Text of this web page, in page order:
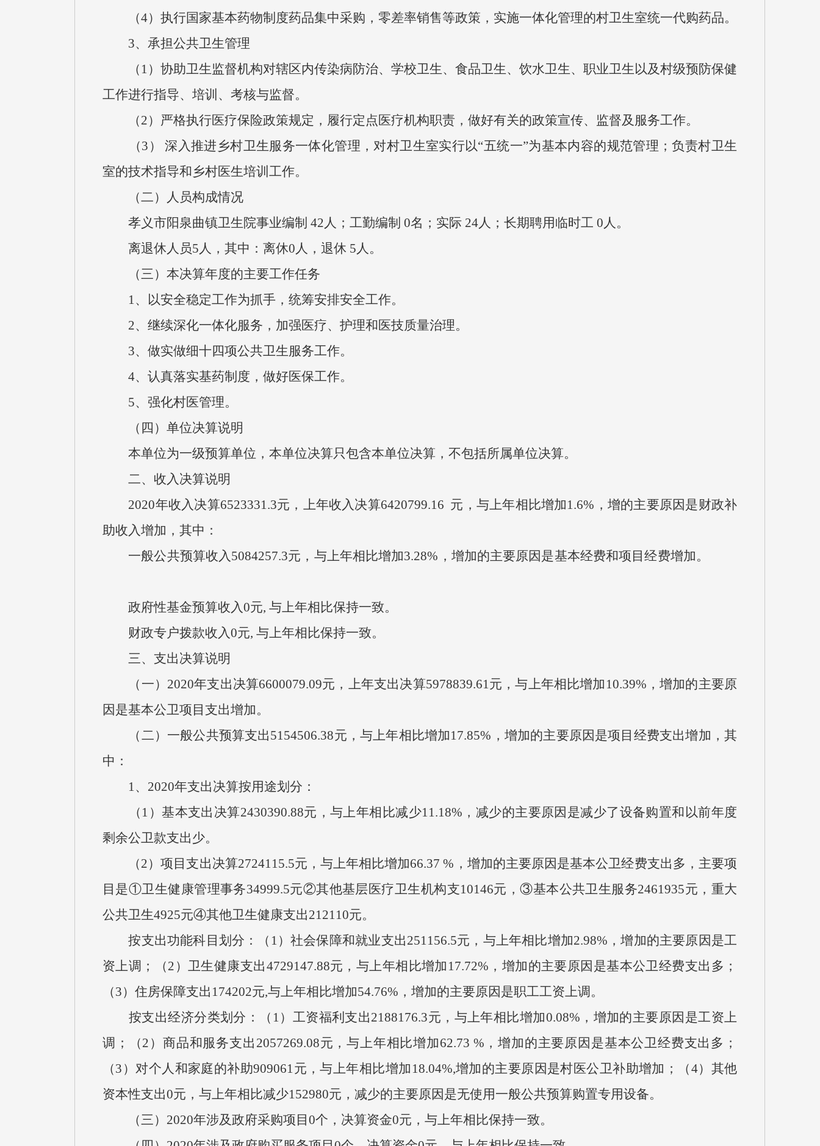
（4）执行国家基本药物制度药品集中采购，零差率销售等政策，实施一体化管理的村卫生室统一代购药品。
3、承担公共卫生管理
（1）协助卫生监督机构对辖区内传染病防治、学校卫生、食品卫生、饮水卫生、职业卫生以及村级预防保健
工作进行指导、培训、考核与监督。
（2）严格执行医疗保险政策规定，履行定点医疗机构职责，做好有关的政策宣传、监督及服务工作。
（3） 深入推进乡村卫生服务一体化管理，对村卫生室实行以“五统一”为基本内容的规范管理；负责村卫生
室的技术指导和乡村医生培训工作。
（二）人员构成情况
孝义市阳泉曲镇卫生院事业编制 42人；工勤编制 0名；实际 24人；长期聘用临时工 0人。
离退休人员5人，其中：离休0人，退休 5人。
（三）本决算年度的主要工作任务
1、以安全稳定工作为抓手，统筹安排安全工作。
2、继续深化一体化服务，加强医疗、护理和医技质量治理。
3、做实做细十四项公共卫生服务工作。
4、认真落实基药制度，做好医保工作。
5、强化村医管理。
（四）单位决算说明
本单位为一级预算单位，本单位决算只包含本单位决算，不包括所属单位决算。
二、收入决算说明
2020年收入决算6523331.3元，上年收入决算6420799.16 元，与上年相比增加1.6%，增的主要原因是财政补
助收入增加，其中：
一般公共预算收入5084257.3元，与上年相比增加3.28%，增加的主要原因是基本经费和项目经费增加。
政府性基金预算收入0元, 与上年相比保持一致。
财政专户拨款收入0元, 与上年相比保持一致。
三、支出决算说明
（一）2020年支出决算6600079.09元，上年支出决算5978839.61元，与上年相比增加10.39%，增加的主要原
因是基本公卫项目支出增加。
（二）一般公共预算支出5154506.38元，与上年相比增加17.85%，增加的主要原因是项目经费支出增加，其
中：
1、2020年支出决算按用途划分：
（1）基本支出决算2430390.88元，与上年相比减少11.18%，减少的主要原因是减少了设备购置和以前年度
剩余公卫款支出少。
（2）项目支出决算2724115.5元，与上年相比增加66.37 %，增加的主要原因是基本公卫经费支出多，主要项
目是①卫生健康管理事务34999.5元②其他基层医疗卫生机构支10146元，③基本公共卫生服务2461935元，重大
公共卫生4925元④其他卫生健康支出212110元。
按支出功能科目划分：（1）社会保障和就业支出251156.5元，与上年相比增加2.98%，增加的主要原因是工
资上调；（2）卫生健康支出4729147.88元，与上年相比增加17.72%，增加的主要原因是基本公卫经费支出多；
（3）住房保障支出174202元,与上年相比增加54.76%，增加的主要原因是职工工资上调。
按支出经济分类划分：（1）工资福利支出2188176.3元，与上年相比增加0.08%，增加的主要原因是工资上
调；（2）商品和服务支出2057269.08元，与上年相比增加62.73 %，增加的主要原因是基本公卫经费支出多；
（3）对个人和家庭的补助909061元，与上年相比增加18.04%,增加的主要原因是村医公卫补助增加；（4）其他
资本性支出0元，与上年相比减少152980元，减少的主要原因是无使用一般公共预算购置专用设备。
（三）2020年涉及政府采购项目0个，决算资金0元，与上年相比保持一致。